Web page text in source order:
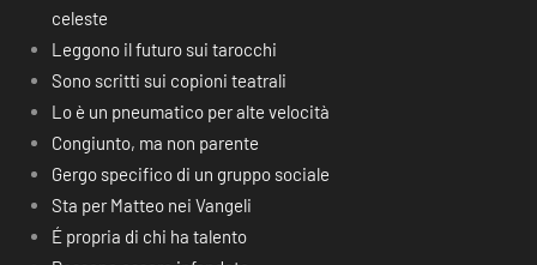
celeste
Leggono il futuro sui tarocchi
Sono scritti sui copioni teatrali
Lo è un pneumatico per alte velocità
Congiunto, ma non parente
Gergo specifico di un gruppo sociale
Sta per Matteo nei Vangeli
É propria di chi ha talento